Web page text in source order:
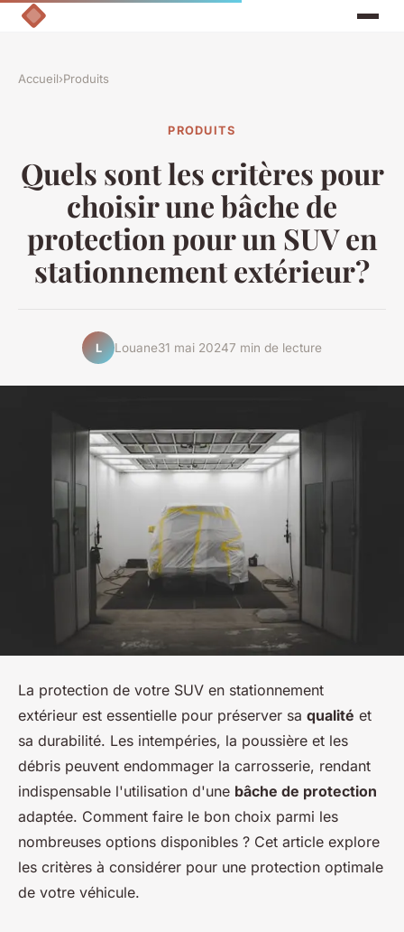
Accueil›Produits
PRODUITS
Quels sont les critères pour
choisir une bâche de
protection pour un SUV en
stationnement extérieur?
L Louane31 mai 20247 min de lecture
La protection de votre SUV en stationnement
extérieur est essentielle pour préserver sa qualité et
sa durabilité. Les intempéries, la poussière et les
débris peuvent endommager la carrosserie, rendant
indispensable l'utilisation d'une bâche de protection
adaptée. Comment faire le bon choix parmi les
nombreuses options disponibles ? Cet article explore
les critères à considérer pour une protection optimale
de votre véhicule.